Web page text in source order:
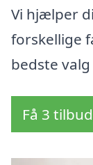
Vi hjælper
forskellige
bedste
Få 3